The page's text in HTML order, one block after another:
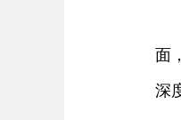
面
深